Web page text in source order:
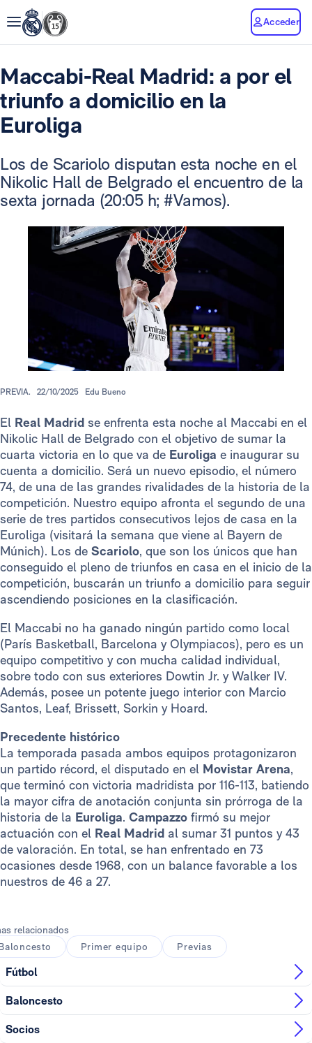
Acceder
Maccabi-Real Madrid: a por el
triunfo a domicilio en la
Euroliga
Los de Scariolo disputan esta noche en el
Nikolic Hall de Belgrado el encuentro de la
sexta jornada (20:05 h; #Vamos).
PREVIA. 22/10/2025 Edu Bueno
El Real Madrid se enfrenta esta noche al Maccabi en el
Nikolic Hall de Belgrado con el objetivo de sumar la
cuarta victoria en lo que va de Euroliga e inaugurar su
cuenta a domicilio. Será un nuevo episodio, el número
74, de una de las grandes rivalidades de la historia de la
competición. Nuestro equipo afronta el segundo de una
serie de tres partidos consecutivos lejos de casa en la
Euroliga (visitará la semana que viene al Bayern de
Múnich). Los de Scariolo, que son los únicos que han
conseguido el pleno de triunfos en casa en el inicio de la
competición, buscarán un triunfo a domicilio para seguir
ascendiendo posiciones en la clasificación.
El Maccabi no ha ganado ningún partido como local
(París Basketball, Barcelona y Olympiacos), pero es un
equipo competitivo y con mucha calidad individual,
sobre todo con sus exteriores Dowtin Jr. y Walker IV.
Además, posee un potente juego interior con Marcio
Santos, Leaf, Brissett, Sorkin y Hoard.
Precedente histórico
La temporada pasada ambos equipos protagonizaron
un partido récord, el disputado en el Movistar Arena,
que terminó con victoria madridista por 116-113, batiendo
la mayor cifra de anotación conjunta sin prórroga de la
historia de la Euroliga. Campazzo firmó su mejor
actuación con el Real Madrid al sumar 31 puntos y 43
de valoración. En total, se han enfrentado en 73
ocasiones desde 1968, con un balance favorable a los
nuestros de 46 a 27.
relacionados
Primer equipo Previas
Fútbol
Baloncesto
Socios